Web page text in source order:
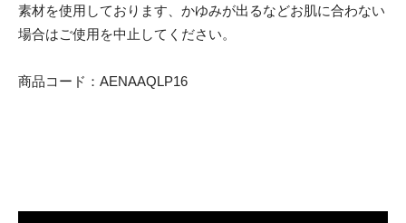
素材を使用しております、かゆみが出るなどお肌に合わない
場合はご使用を中止してください。
商品コード：AENAAQLP16